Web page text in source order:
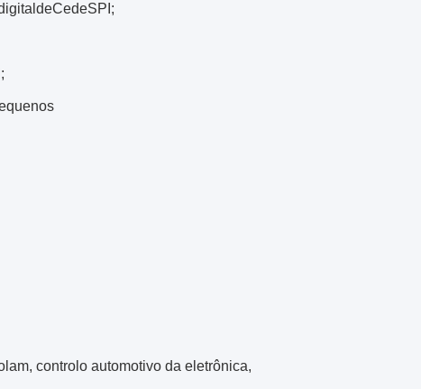
controlo automotivo da eletrônica,